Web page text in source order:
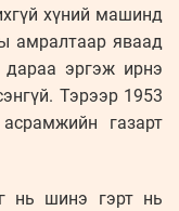
хүний ​​машинд
амралтаар яваад
эргэж ирнэ
Тэрээр 1953
газарт
нь шинэ гэрт нь